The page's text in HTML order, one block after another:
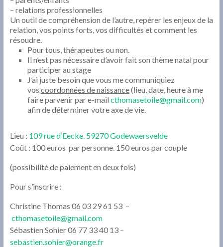
– relations professionnelles
Un outil de compréhension de l’autre, repérer les enjeux de la
relation, vos points forts, vos difficultés et comment les
résoudre.
Pour tous, thérapeutes ou non.
Il n’est pas nécessaire d’avoir fait son thème natal pour
participer au stage
J’ai juste besoin que vous me communiquiez
vos coordonnées de naissance(lieu, date, heure à me
faire parvenir par e-mail cthomasetoile@gmail.com)
afin de déterminer votre axe de vie.
Lieu : 109 rue d‘Eecke. 59270 Godewaersvelde
Coût : 100 euros par personne. 150 euros par couple
(possibilité de paiement en deux fois)
Pour s’inscrire :
Christine Thomas 06 03 29 61 53 –
cthomasetoile@gmail.com
Sébastien Sohier 06 77 33 40 13 –
sebastien.sohier@orange.fr
0 h 00 min
1 h 00 min
4 h 00 min
5 h 00 min